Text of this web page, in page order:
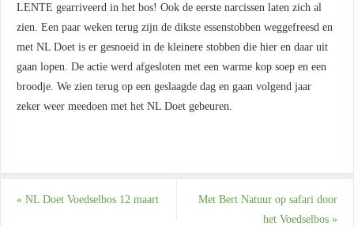
LENTE gearriveerd in het bos! Ook de eerste narcissen laten zich al
zien. Een paar weken terug zijn de dikste essenstobben weggefreesd en
met NL Doet is er gesnoeid in de kleinere stobben die hier en daar uit
gaan lopen. De actie werd afgesloten met een warme kop soep en een
broodje. We zien terug op een geslaagde dag en gaan volgend jaar
zeker weer meedoen met het NL Doet gebeuren.
« NL Doet Voedselbos 12 maart
Met Bert Natuur op safari door
het Voedselbos »